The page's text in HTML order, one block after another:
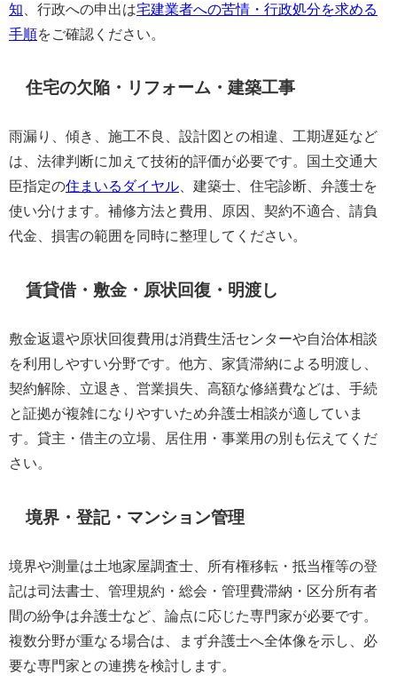
知 、行政への申出は宅建業者への苦情・行政処分を求める
手順をご確認ください。
住宅の欠陥・リフォーム・建築工事
雨漏り、傾き、施工不良、設計図との相違、工期遅延など
は、法律判断に加えて技術的評価が必要です。国土交通大
臣指定の住まいるダイヤル 、建築士、住宅診断、弁護士を
使い分けます。補修方法と費用、原因、契約不適合、請負
代金、損害の範囲を同時に整理してください。
賃貸借・敷金・原状回復・明渡し
敷金返還や原状回復費用は消費生活センターや自治体相談
を利用しやすい分野です。他方、家賃滞納による明渡し、
契約解除、立退き、営業損失、高額な修繕費などは、手続
と証拠が複雑になりやすいため弁護士相談が適していま
す。貸主・借主の立場、居住用・事業用の別も伝えてくだ
さい。
境界・登記・マンション管理
境界や測量は土地家屋調査士、所有権移転・抵当権等の登
記は司法書士、管理規約・総会・管理費滞納・区分所有者
間の紛争は弁護士など、論点に応じた専門家が必要です。
複数分野が重なる場合は、まず弁護士へ全体像を示し、必
要な専門家との連携を検討します。